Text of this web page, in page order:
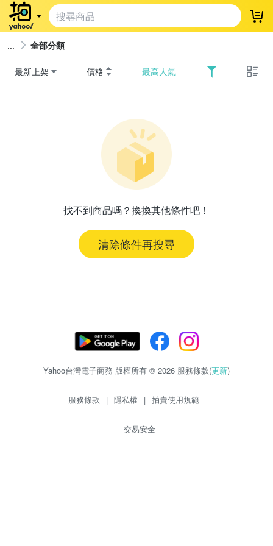
登
全部分類
最新上架 價格 最高人氣
找不到商品嗎？換換其他條件吧！
清除條件再搜尋
Yahoo台灣電子商務 版權所有 © 2026 服務條款(更新)
服務條款 | 隱私權 | 拍賣使用規範
交易安全